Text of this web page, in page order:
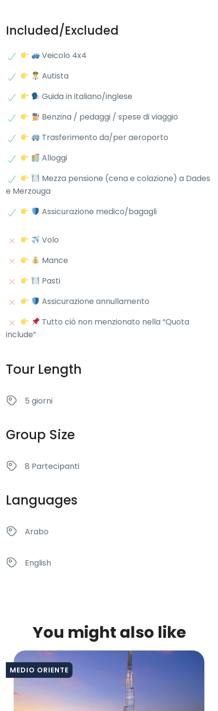
Included/Excluded
Veicolo 4x4
Autista
Guida in italiano/inglese
Benzina / pedaggi / spese di viaggio
Trasferimento da/per aeroporto
Alloggi
Mezza pensione (cena e colazione) a Dades
e Merzouga
Assicurazione medico/bagagli
Volo
Mance
Pasti
Assicurazione annullamento
Tutto ciò non menzionato nella “Quota
include”
Tour Length
5 giorni
Group Size
8 Partecipanti
Languages
Arabo
English
You might also like
MEDIO ORIENTE